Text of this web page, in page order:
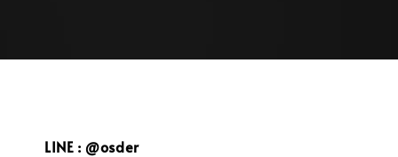
LINE : @osder